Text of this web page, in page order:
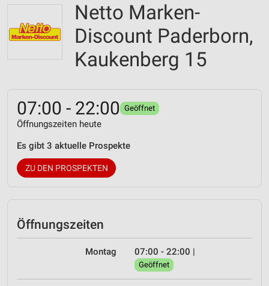
Netto Marken-
Discount Paderborn,
Kaukenberg 15
07:00 - 22:00 Geöffnet
Öffnungszeiten heute
Es gibt 3 aktuelle Prospekte
ZU DEN PROSPEKTEN
Öffnungszeiten
Montag 07:00 - 22:00 |
Geöffnet